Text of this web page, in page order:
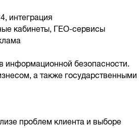
интеграция
кабинеты, ГЕО-сервисы
информационной безопасности.
а также государственными
проблем клиента и выборе